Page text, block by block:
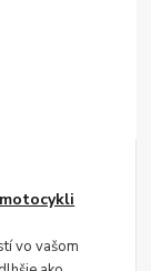
vo vašom